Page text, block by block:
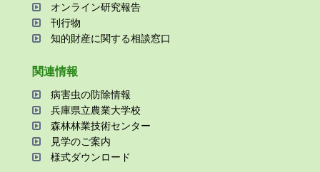
オンライン研究報告
刊⾏物
知的財産に関する相談窓⼝
関連情報
病害⾍の防除情報
兵庫県⽴農業⼤学校
森林林業技術センター
⾒学のご案内
様式ダウンロード